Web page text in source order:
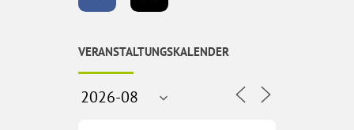
VERANSTALTUNGSKALENDER